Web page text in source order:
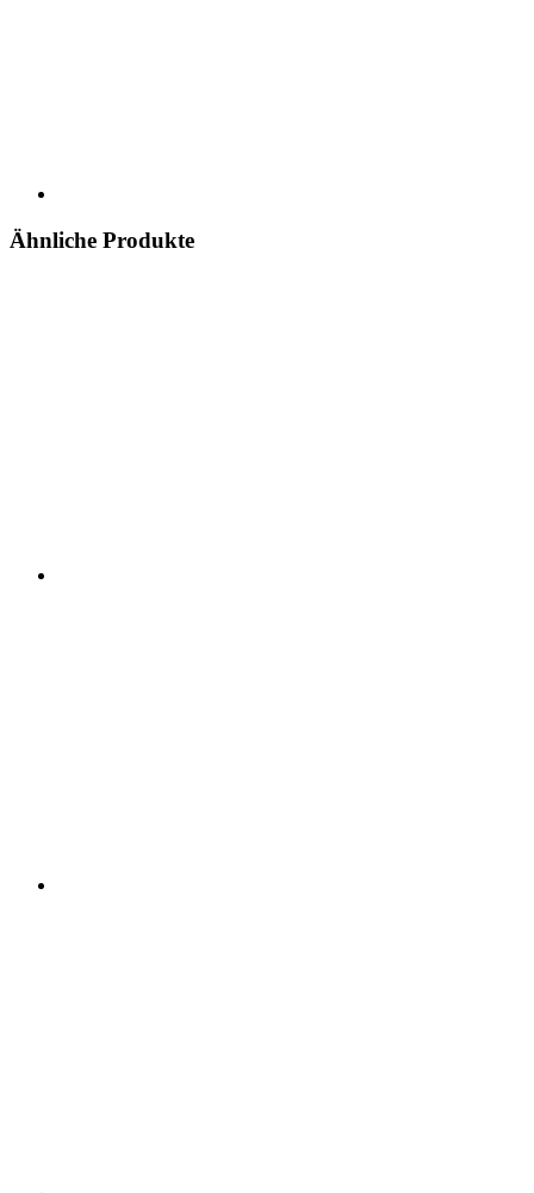
Ähnliche Produkte